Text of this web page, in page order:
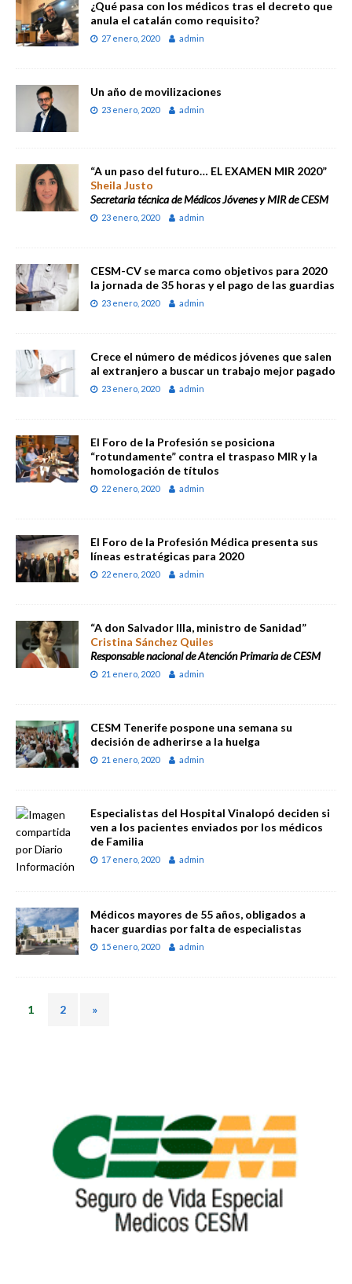
¿Qué pasa con los médicos tras el decreto que
anula el catalán como requisito?
27 enero, 2020 admin
Un año de movilizaciones
23 enero, 2020 admin
“A un paso del futuro… EL EXAMEN MIR 2020”
Sheila Justo
Secretaria técnica de Médicos Jóvenes y MIR de CESM
23 enero, 2020 admin
CESM-CV se marca como objetivos para 2020
la jornada de 35 horas y el pago de las guardias
23 enero, 2020 admin
Crece el número de médicos jóvenes que salen
al extranjero a buscar un trabajo mejor pagado
23 enero, 2020 admin
El Foro de la Profesión se posiciona
“rotundamente” contra el traspaso MIR y la
homologación de títulos
22 enero, 2020 admin
El Foro de la Profesión Médica presenta sus
líneas estratégicas para 2020
22 enero, 2020 admin
“A don Salvador Illa, ministro de Sanidad”
Cristina Sánchez Quiles
Responsable nacional de Atención Primaria de CESM
21 enero, 2020 admin
CESM Tenerife pospone una semana su
decisión de adherirse a la huelga
21 enero, 2020 admin
Especialistas del Hospital Vinalopó deciden si
ven a los pacientes enviados por los médicos
de Familia
17 enero, 2020 admin
Médicos mayores de 55 años, obligados a
hacer guardias por falta de especialistas
15 enero, 2020 admin
1 2 »